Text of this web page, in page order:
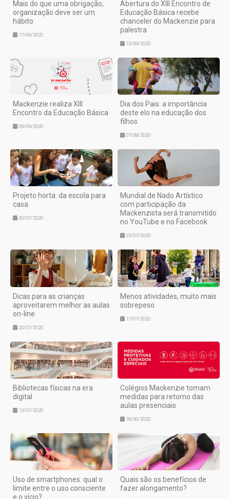
Mais do que uma obrigação,
organização deve ser um
hábito
17/09/2020
Abertura do XIII Encontro de
Educação Básica recebe
chanceler do Mackenzie para
palestra
15/09/2020
Mackenzie realiza XIII
Encontro da Educação Básica
09/09/2020
Dia dos Pais: a importância
deste elo na educação dos
filhos
07/08/2020
Projeto horta: da escola para
casa
30/07/2020
Mundial de Nado Artístico
com participação da
Mackenzista será transmitido
no YouTube e no Facebook
23/07/2020
Dicas para as crianças
aproveitarem melhor as aulas
on-line
20/07/2020
Menos atividades, muito mais
sobrepeso
17/07/2020
Bibliotecas físicas na era
digital
13/07/2020
Colégios Mackenzie tomam
medidas para retorno das
aulas presenciais
18/06/2020
Uso de smartphones: qual o
limite entre o uso consciente
e o vício?
Quais são os benefícios de
fazer alongamento?